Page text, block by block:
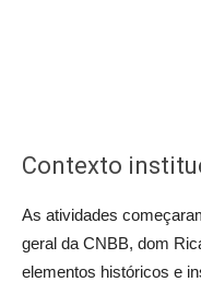
Contexto
As atividades
geral da CNBB, dom
elementos históricos e